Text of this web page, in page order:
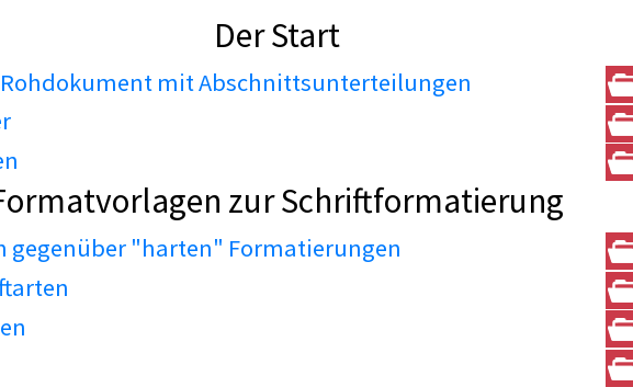
Der Start
mit Abschnittsunterteilungen
zur Schriftformatierung
gegenüber "harten" Formatierungen